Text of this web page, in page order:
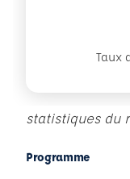
Taux
statistiques du
Programme